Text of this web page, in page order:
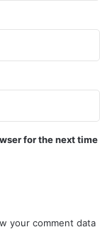
for the next time
your comment data